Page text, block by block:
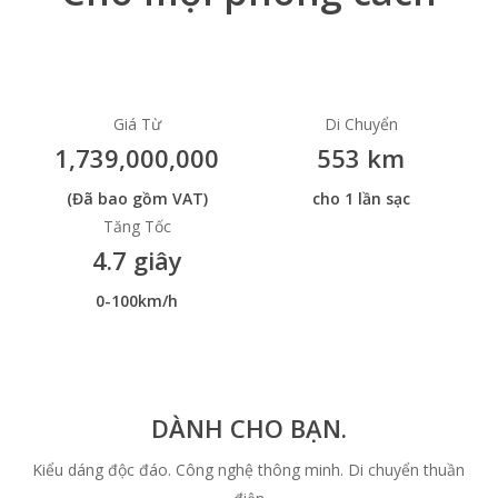
Giá Từ
1,739,000,000
(Đã bao gồm VAT)
Di Chuyển
553 km
cho 1 lần sạc
Tăng Tốc
4.7 giây
0-100km/h
DÀNH CHO BẠN.
Kiểu dáng độc đáo. Công nghệ thông minh. Di chuyển thuần